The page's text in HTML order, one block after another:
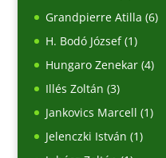
Grandpierre Atilla (6)
H. Bodó József(1)
Hungaro Zenekar(4)
Illés Zoltán (3)
Jankovics Marcell (1)
Jelenczki István (1)